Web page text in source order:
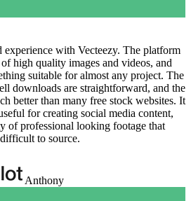
experience with Vecteezy. The platform
high quality images and videos, and
suitable for almost any project. The
downloads are straightforward, and the
better than many free stock websites. It
for creating social media content,
of professional looking footage that
to source.
Anthony